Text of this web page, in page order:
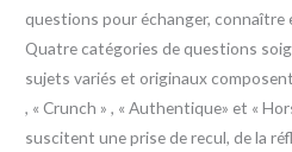
questions pour échanger, connaître
Quatre catégories de questions
sujets variés et originaux
, « Crunch » , « Authentique» et «
suscitent une prise de recul, de la